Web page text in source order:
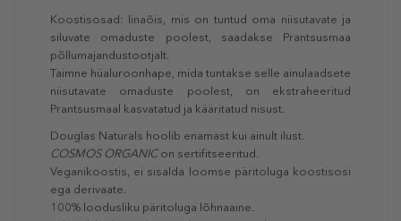
Koostisosad: linaõis, mis on tuntud oma niisutavate ja
siluvate omaduste poolest, saadakse Prantsusmaa
põllumajandustootjalt.
Taimne hüaluroonhape, mida tuntakse selle ainulaadsete
niisutavate omaduste poolest, on ekstraheeritud
Prantsusmaal kasvatatud ja kääritatud nisust.
Douglas Naturals hoolib enamast kui ainult ilust.
COSMOS ORGANICon sertifitseeritud.
Veganikoostis, ei sisalda loomse päritoluga koostisosi
ega derivaate.
100% loodusliku päritoluga lõhnaaine.